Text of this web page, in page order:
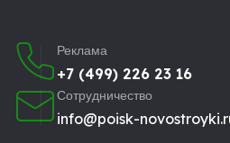
Реклама
+7 (499) 226 23 16
Сотрудничество
info@poisk-